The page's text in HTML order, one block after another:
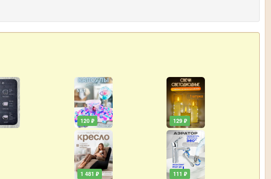
120 ₽
1 481 ₽
129 ₽
111 ₽